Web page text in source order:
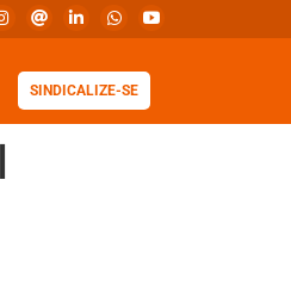
SINDICALIZE-SE